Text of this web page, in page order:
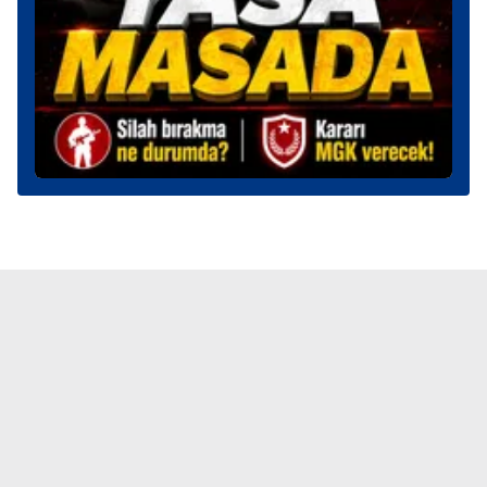
verileriniz işlenmekte olup gerekli olan çerezler bilgi
toplumu hizmetlerinin sunulması amacıyla
kullanılmaktadır. Diğer çerezler, sitemizin daha işlevsel
kılınması ve kişiselleştirilmesi ve sizlere yönelik
reklam/pazarlama faaliyetlerinin yapılması, amaçlarıyla
sınırlı olarak açık rızanız dahilinde kullanılacaktır.
Çerezlere ilişkin tercihlerinizi aşağıda yer alan panel